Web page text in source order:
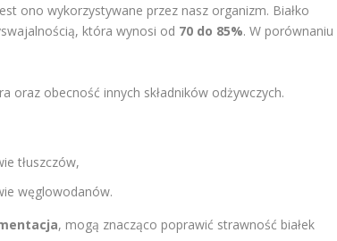
ono wykorzystywane przez nasz organizm. Białko
która wynosi od 70 do 85%. W porównaniu
oraz obecność innych składników odżywczych.
tłuszczów,
węglowodanów.
, mogą znacząco poprawić strawność białek